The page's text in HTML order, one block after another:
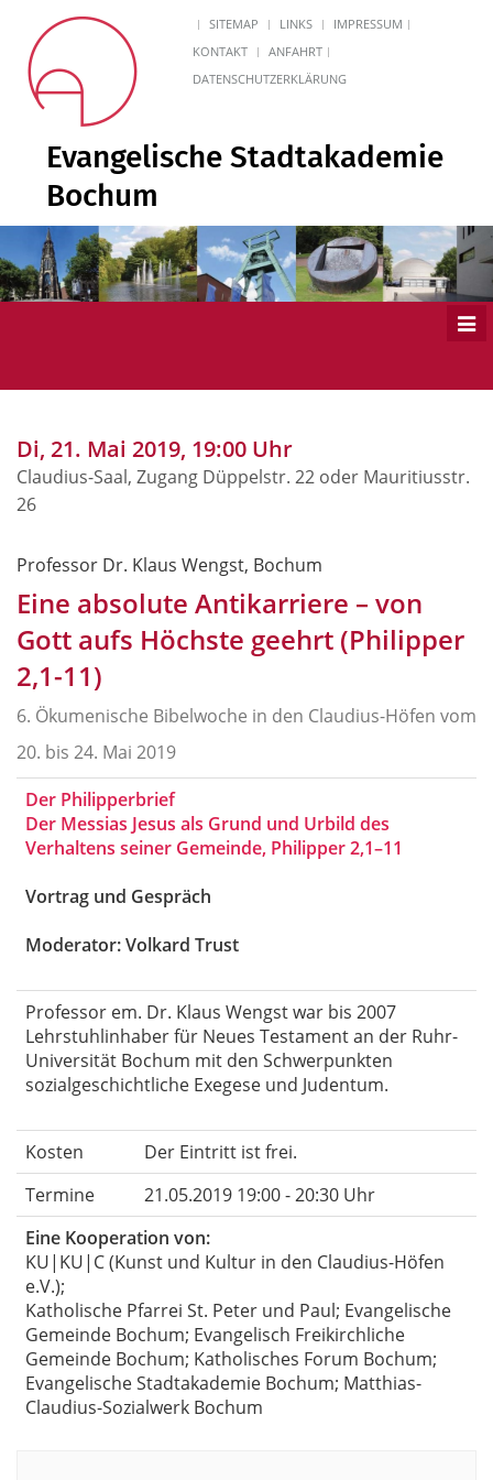
SITEMAP LINKS
IMPRESSUM
KONTAKT
ANFAHRT
DATENSCHUTZERKLÄRUNG
Evangelische Stadtakademie
Bochum
Di, 21. Mai 2019, 19:00 Uhr
Claudius-Saal, Zugang Düppelstr. 22 oder Mauritiusstr.
26
Professor Dr. Klaus Wengst, Bochum
Eine absolute Antikarriere – von
Gott aufs Höchste geehrt (Philipper
2,1-11)
6. Ökumenische Bibelwoche in den Claudius-Höfen vom
20. bis 24. Mai 2019
Der Philipperbrief
Der Messias Jesus als Grund und Urbild des
Verhaltens seiner Gemeinde, Philipper 2,1–11
Vortrag und Gespräch
Moderator: Volkard Trust
Professor em. Dr. Klaus Wengst war bis 2007
Lehrstuhlinhaber für Neues Testament an der Ruhr-
Universität Bochum mit den Schwerpunkten
sozialgeschichtliche Exegese und Judentum.
Kosten
Der Eintritt ist frei.
Termine
21.05.2019 19:00 - 20:30 Uhr
Eine Kooperation von:
KU|KU|C (Kunst und Kultur in den Claudius-Höfen
e.V.);
Katholische Pfarrei St. Peter und Paul; Evangelische
Gemeinde Bochum; Evangelisch Freikirchliche
Gemeinde Bochum; Katholisches Forum Bochum;
Evangelische Stadtakademie Bochum; Matthias-
Claudius-Sozialwerk Bochum